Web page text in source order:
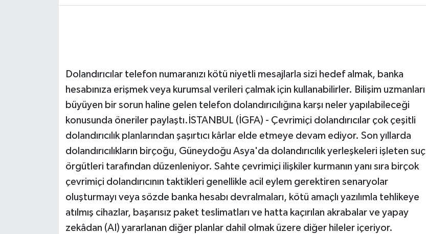
Dolandırıcılar telefon numaranızı kötü niyetli mesajlarla sizi hedef almak, banka
hesabınıza erişmek veya kurumsal verileri çalmak için kullanabilirler. Bilişim uzmanları
büyüyen bir sorun haline gelen telefon dolandırıcılığına karşı neler yapılabileceği
konusunda öneriler paylaştı.İSTANBUL (İGFA) - Çevrimiçi dolandırıcılar çok çeşitli
dolandırıcılık planlarından şaşırtıcı kârlar elde etmeye devam ediyor. Son yıllarda
dolandırıcılıkların birçoğu, Güneydoğu Asya'da dolandırıcılık yerleşkeleri işleten suç
örgütleri tarafından düzenleniyor. Sahte çevrimiçi ilişkiler kurmanın yanı sıra birçok
çevrimiçi dolandırıcının taktikleri genellikle acil eylem gerektiren senaryolar
oluşturmayı veya sözde banka hesabı devralmaları, kötü amaçlı yazılımla tehlikeye
atılmış cihazlar, başarısız paket teslimatları ve hatta kaçırılan akrabalar ve yapay
zekâdan (AI) yararlanan diğer planlar dahil olmak üzere diğer hileler içeriyor.